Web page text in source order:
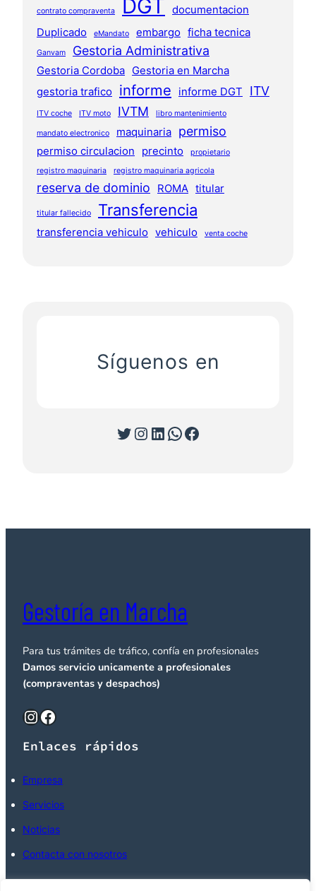
contrato compraventa DGT documentacion
Duplicado
eMandato embargo ficha tecnica
Ganvam Gestoria Administrativa
Gestoria Cordoba Gestoria en Marcha
gestoria trafico
informe informe DGT ITV
ITV coche ITV moto IVTM libro mantenimiento
mandato electronico maquinaria permiso
permiso circulacion precinto
propietario
registro maquinaria
registro maquinaria agricola
reserva de dominio ROMA titular
titular fallecido Transferencia
transferencia vehiculo vehiculo venta coche
Síguenos en
Twitter Instagram LinkedIn WhatsApp Facebook
Gestoría en Marcha
Para tus trámites de tráfico, confía en profesionales
Damos servicio unicamente a profesionales
(compraventas y despachos)
InstagramFacebook
Enlaces rápidos
Empresa
Servicios
Noticias
Contacta con nosotros